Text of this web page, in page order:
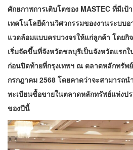
ศักยภาพการเติบโตของ MASTEC ที่มีเ
เทคโนโลยีด้านวิศวกรรมของงานระบบ
แวดล้อมแบบครบวงจรให้แก่ลูกค้า โดยกิ
เริ่มจัดขึ้นที่จังหวัดชลบุรีเป็นจังหวัดแรก
ก่อนปิดท้ายที่กรุงเทพฯ ณ ตลาดหลักทรัพ
กรกฎาคม 2568 โดยคาดว่าจะสามารถน
ทะเบียนซื้อขายในตลาดหลักทรัพย์แห่งป
ของปีนี้